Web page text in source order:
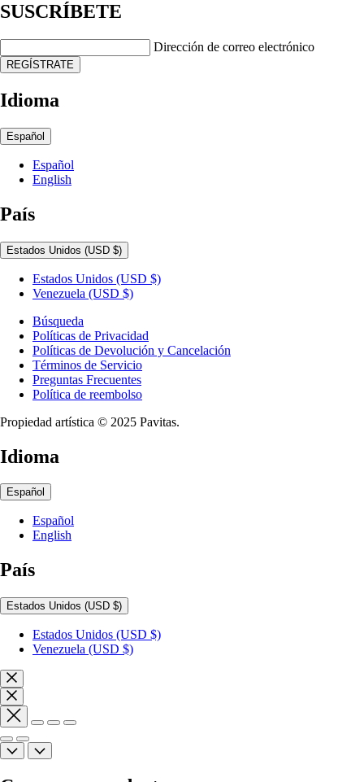
SUSCRÍBETE
Dirección de correo electrónico
REGÍSTRATE
Idioma
Español
Español
English
País
Estados Unidos (USD $)
Estados Unidos (USD $)
Venezuela (USD $)
Búsqueda
Políticas de Privacidad
Políticas de Devolución y Cancelación
Términos de Servicio
Preguntas Frecuentes
Política de reembolso
Propiedad artística © 2025 Pavitas.
Idioma
Español
Español
English
País
Estados Unidos (USD $)
Estados Unidos (USD $)
Venezuela (USD $)